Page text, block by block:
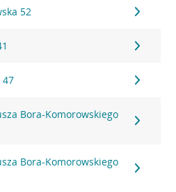
52
47
Bora-Komorowskiego
Bora-Komorowskiego